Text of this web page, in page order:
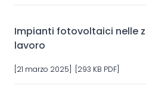
Impianti fotovoltaici nelle
lavoro
[21 marzo 2025] [293 KB PDF]